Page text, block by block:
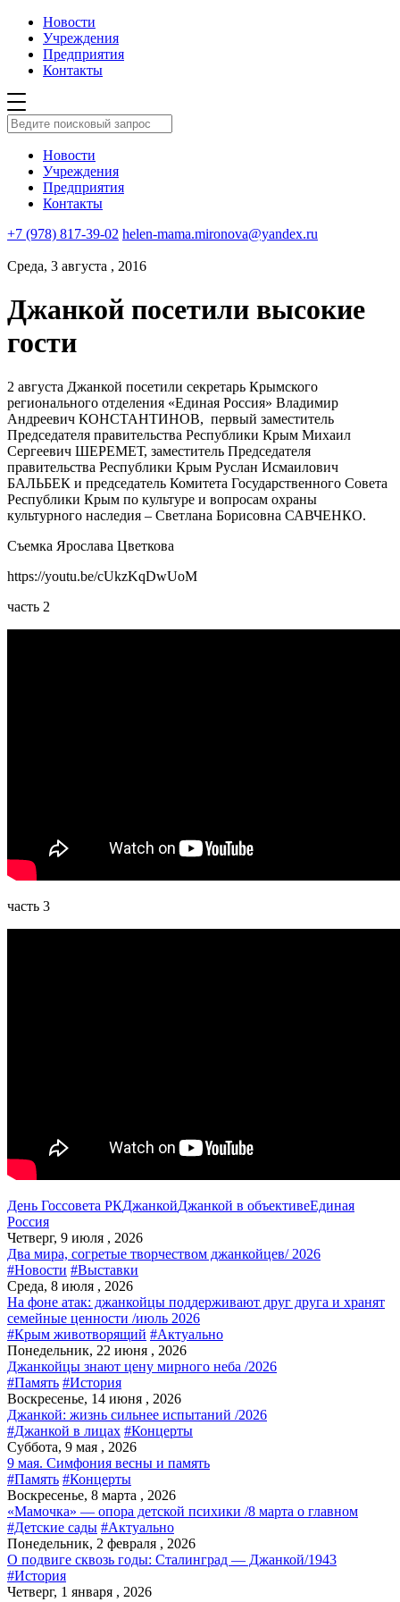
Новости
Учреждения
Предприятия
Контакты
Новости
Учреждения
Предприятия
Контакты
+7 (978) 817-39-02 helen-mama.mironova@yandex.ru
Среда, 3 августа , 2016
Джанкой посетили высокие
гости
2 августа Джанкой посетили секретарь Крымского
регионального отделения «Единая Россия» Владимир
Андреевич КОНСТАНТИНОВ, первый заместитель
Председателя правительства Республики Крым Михаил
Сергеевич ШЕРЕМЕТ, заместитель Председателя
правительства Республики Крым Руслан Исмаилович
БАЛЬБЕК и председатель Комитета Государственного Совета
Республики Крым по культуре и вопросам охраны
культурного наследия – Светлана Борисовна САВЧЕНКО.
Съемка Ярослава Цветкова
https://youtu.be/cUkzKqDwUoM
часть 2
часть 3
День Госсовета РКДжанкойДжанкой в объективеЕдиная
Россия
Четверг, 9 июля , 2026
Два мира, согретые творчеством джанкойцев/ 2026
#Новости #Выставки
Среда, 8 июля , 2026
На фоне атак: джанкойцы поддерживают друг друга и хранят
семейные ценности /июль 2026
#Крым животворящий #Актуально
Понедельник, 22 июня , 2026
Джанкойцы знают цену мирного неба /2026
#Память #История
Воскресенье, 14 июня , 2026
Джанкой: жизнь сильнее испытаний /2026
#Джанкой в лицах #Концерты
Суббота, 9 мая , 2026
9 мая. Симфония весны и память
#Память #Концерты
Воскресенье, 8 марта , 2026
«Мамочка» — опора детской психики /8 марта о главном
#Детские сады #Актуально
Понедельник, 2 февраля , 2026
О подвиге сквозь годы: Сталинград — Джанкой/1943
#История
Четверг, 1 января , 2026